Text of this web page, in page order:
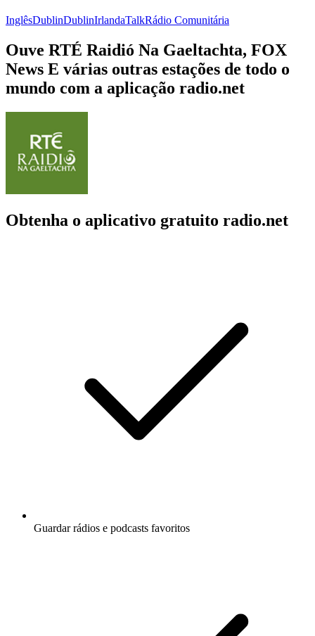
InglêsDublinDublinIrlandaTalkRádio Comunitária
Ouve RTÉ Raidió Na Gaeltachta, FOX
News E várias outras estações de todo o
mundo com a aplicação radio.net
Obtenha o aplicativo gratuito radio.net
Guardar rádios e podcasts favoritos